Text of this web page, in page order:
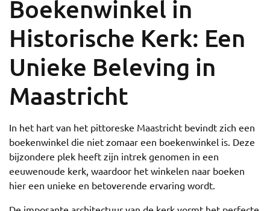
Boekenwinkel in
Historische Kerk: Een
Unieke Beleving in
Maastricht
In het hart van het pittoreske Maastricht bevindt zich een
boekenwinkel die niet zomaar een boekenwinkel is. Deze
bijzondere plek heeft zijn intrek genomen in een
eeuwenoude kerk, waardoor het winkelen naar boeken
hier een unieke en betoverende ervaring wordt.